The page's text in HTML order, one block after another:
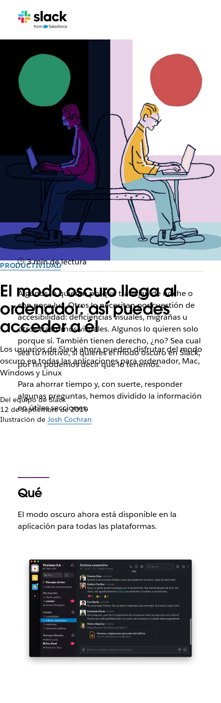
PRODUCTIVIDAD
El modo oscuro llega al
ordenador: así puedes
acceder a él
Los usuarios de Slack ahora pueden disfrutar del modo
oscuro en todas las aplicaciones para ordenador, Mac,
Windows y Linux
Del equipo de Slack
12 de septiembre de 2019
Ilustración de Josh Cochran
3 min de lectura
Algunos lo quieren porque trabajan de noche o
con poca luz. Otros lo necesitan por cuestión de
accesibilidad: deficiencias visuales, migrañas u
otros trastornos visuales. Algunos lo quieren solo
porque sí. También tienen derecho, ¿no? Sea cual
sea tu motivo, si quieres el modo oscuro en Slack,
por fin podemos decir que lo tenemos.
Para ahorrar tiempo y, con suerte, responder
algunas preguntas, hemos dividido la información
en útiles secciones.
Qué
El modo oscuro ahora está disponible en la
aplicación para todas las plataformas.